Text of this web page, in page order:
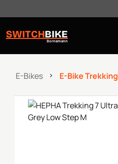
SWITCHBIKE
Bornemann
E-Bikes E-Bike Trekking
Bildergalerie überspringen